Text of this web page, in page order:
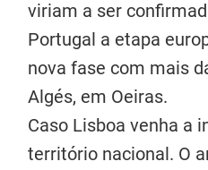
viriam a ser
Portugal a etapa
nova fase com mais
Algés, em Oeiras.
Caso Lisboa venha a
território nacional. O